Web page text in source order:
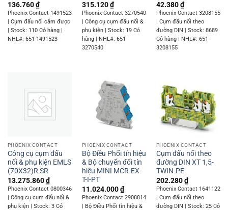
136.760₫
Phoenix Contact 1491523
| Cụm đấu nối cắm được
| Stock: 110 Có hàng |
NHL#: 651-1491523
315.120₫
Phoenix Contact 3270540
| Công cụ cụm đấu nối &
phụ kiện | Stock: 19 Có
hàng | NHL#: 651-
3270540
42.380₫
Phoenix Contact 3208155
| Cụm đấu nối theo
đường DIN | Stock: 8689
Có hàng | NHL#: 651-
3208155
PHOENIX CONTACT
Công cụ cụm đấu
nối & phụ kiện EMLS
(70X32)R SR
13.275.860₫
Phoenix Contact 0800346
| Công cụ cụm đấu nối &
phụ kiện | Stock: 3 Có
PHOENIX CONTACT
Bộ Điều Phối tín hiệu
& Bộ chuyển đổi tín
hiệu MINI MCR-EX-
T-I-PT
11.024.000₫
Phoenix Contact 2908814
| Bộ Điều Phối tín hiệu &
PHOENIX CONTACT
Cụm đấu nối theo
đường DIN XT 1,5-
TWIN-PE
202.280₫
Phoenix Contact 1641122
| Cụm đấu nối theo
đường DIN | Stock: 25 Có